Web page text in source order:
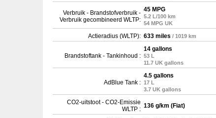
Verbruik - Brandstofverbruik -
Verbruik gecombineerd WLTP:
45 MPG
5.2 L/100 km
54 MPG UK
Actieradius (WLTP): 633 miles / 1019 km
Brandstoftank - Tankinhoud :
14 gallons
53 L
11.7 UK gallons
AdBlue Tank :
4.5 gallons
17 L
3.7 UK gallons
CO2-uitstoot - CO2-Emissie
WLTP : 136 g/km (Fiat)